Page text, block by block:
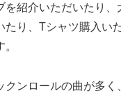
を紹介いただいたり、
たり、Tシャツ購入い
クンロールの曲が多く